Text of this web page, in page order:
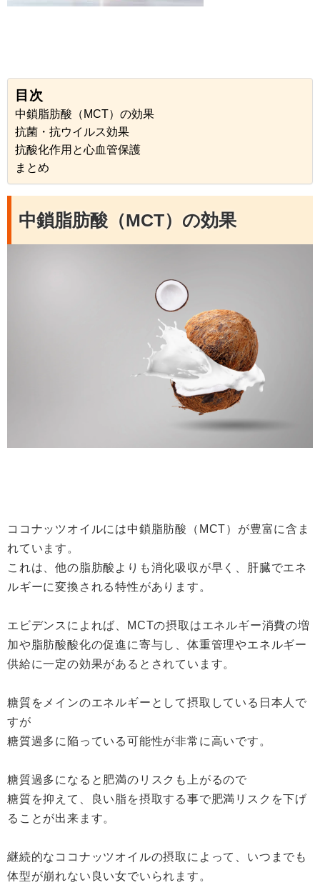
目次
中鎖脂肪酸（MCT）の効果
抗菌・抗ウイルス効果
抗酸化作用と心血管保護
まとめ
中鎖脂肪酸（MCT）の効果
ココナッツオイルには中鎖脂肪酸（MCT）が豊富に含ま
れています。
これは、他の脂肪酸よりも消化吸収が早く、肝臓でエネ
ルギーに変換される特性があります。
エビデンスによれば、MCTの摂取はエネルギー消費の増
加や脂肪酸酸化の促進に寄与し、体重管理やエネルギー
供給に一定の効果があるとされています。
糖質をメインのエネルギーとして摂取している日本人で
すが
糖質過多に陥っている可能性が非常に高いです。
糖質過多になると肥満のリスクも上がるので
糖質を抑えて、良い脂を摂取する事で肥満リスクを下げ
ることが出来ます。
継続的なココナッツオイルの摂取によって、いつまでも
体型が崩れない良い女でいられます。